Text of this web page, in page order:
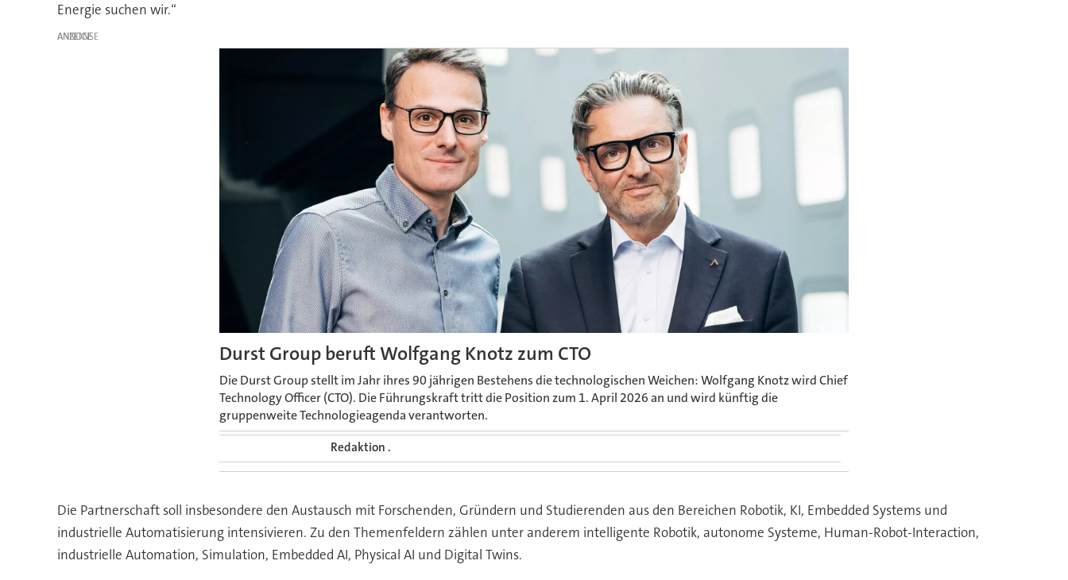
Energie suchen wir.“
ANZEIGE
Durst Group beruft Wolfgang Knotz zum CTO
Die Durst Group stellt im Jahr ihres 90 jährigen Bestehens die technologischen Weichen: Wolfgang Knotz wird Chief
Technology Officer (CTO). Die Führungskraft tritt die Position zum 1. April 2026 an und wird künftig die
gruppenweite Technologieagenda verantworten.
Redaktion .
Die Partnerschaft soll insbesondere den Austausch mit Forschenden, Gründern und Studierenden aus den Bereichen Robotik, KI, Embedded Systems und
industrielle Automatisierung intensivieren. Zu den Themenfeldern zählen unter anderem intelligente Robotik, autonome Systeme, Human-Robot-Interaction,
industrielle Automation, Simulation, Embedded AI, Physical AI und Digital Twins.